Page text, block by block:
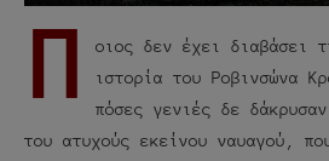
Π
οιος δεν έχει διαβάσει
ιστορία του Ροβινσώνα
πόσες γενιές δε
του ατυχούς εκείνου ναυαγού,